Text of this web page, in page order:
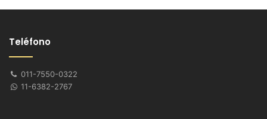
Teléfono
011-7550-0322
11-6382-2767